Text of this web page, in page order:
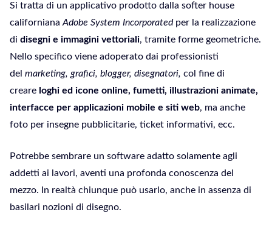
Si tratta di un applicativo prodotto dalla softer house
californianaAdobe System Incorporatedper la realizzazione
di disegni e immagini vettoriali, tramite forme geometriche.
Nello specifico viene adoperato dai professionisti
del marketing, grafici, blogger, disegnatori, col fine di
creare loghi ed icone online, fumetti, illustrazioni animate,
interfacce per applicazioni mobile e siti web, ma anche
foto per insegne pubblicitarie, ticket informativi, ecc.
Potrebbe sembrare un software adatto solamente agli
addetti ai lavori, aventi una profonda conoscenza del
mezzo. In realtà chiunque può usarlo, anche in assenza di
basilari nozioni di disegno.